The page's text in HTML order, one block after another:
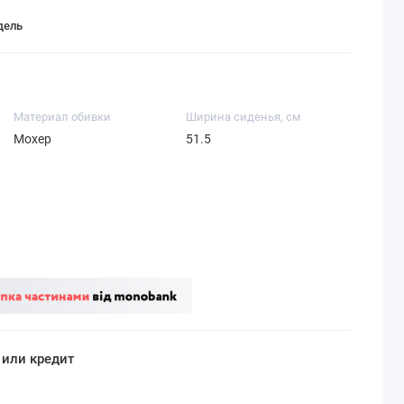
Материал обивки
Мохер
Ширина сиденья, см
51.5
кредит